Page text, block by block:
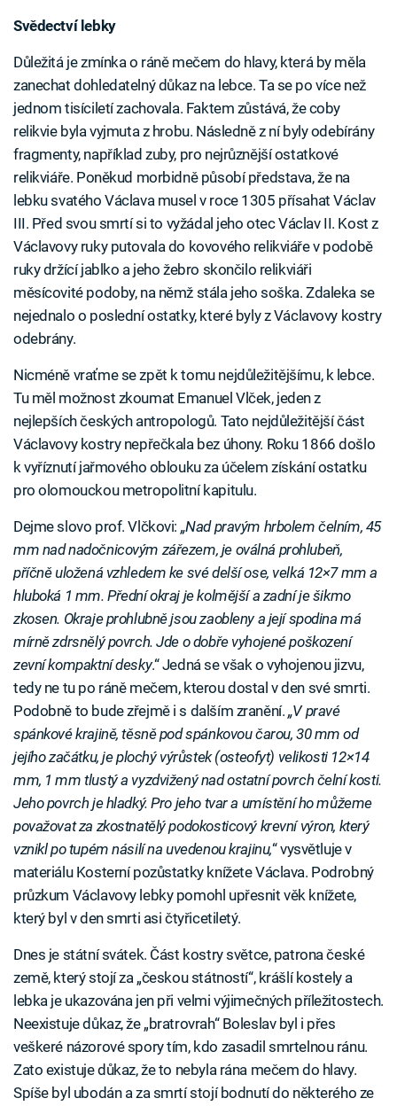
Svědectví lebky
Důležitá je zmínka o ráně mečem do hlavy, která by měla
zanechat dohledatelný důkaz na lebce. Ta se po více než
jednom tisíciletí zachovala. Faktem zůstává, že coby
relikvie byla vyjmuta z hrobu. Následně z ní byly odebírány
fragmenty, například zuby, pro nejrůznější ostatkové
relikviáře. Poněkud morbidně působí představa, že na
lebku svatého Václava musel v roce 1305 přísahat Václav
III. Před svou smrtí si to vyžádal jeho otec Václav II. Kost z
Václavovy ruky putovala do kovového relikviáře v podobě
ruky držící jablko a jeho žebro skončilo relikviáři
měsícovité podoby, na němž stála jeho soška. Zdaleka se
nejednalo o poslední ostatky, které byly z Václavovy kostry
odebrány.
Nicméně vraťme se zpět k tomu nejdůležitějšímu, k lebce.
Tu měl možnost zkoumat Emanuel Vlček, jeden z
nejlepších českých antropologů. Tato nejdůležitější část
Václavovy kostry nepřečkala bez úhony. Roku 1866 došlo
k vyříznutí jařmového oblouku za účelem získání ostatku
pro olomouckou metropolitní kapitulu.
Dejme slovo prof. Vlčkovi: „Nad pravým hrbolem čelním, 45
mm nad nadočnicovým zářezem, je oválná prohlubeň,
příčně uložená vzhledem ke své delší ose, velká 12×7 mm a
hluboká 1 mm. Přední okraj je kolmější a zadní je šikmo
zkosen. Okraje prohlubně jsou zaobleny a její spodina má
mírně zdrsnělý povrch. Jde o dobře vyhojené poškození
zevní kompaktní desky.“ Jedná se však o vyhojenou jizvu,
tedy ne tu po ráně mečem, kterou dostal v den své smrti.
Podobně to bude zřejmě i s dalším zranění. „V pravé
spánkové krajině, těsně pod spánkovou čarou, 30 mm od
jejího začátku, je plochý výrůstek (osteofyt) velikosti 12×14
mm, 1 mm tlustý a vyzdvižený nad ostatní povrch čelní kosti.
Jeho povrch je hladký. Pro jeho tvar a umístění ho můžeme
považovat za zkostnatělý podokosticový krevní výron, který
vznikl po tupém násilí na uvedenou krajinu,“ vysvětluje v
materiálu Kosterní pozůstatky knížete Václava. Podrobný
průzkum Václavovy lebky pomohl upřesnit věk knížete,
který byl v den smrti asi čtyřicetiletý.
Dnes je státní svátek. Část kostry světce, patrona české
země, který stojí za „českou státností“, krášlí kostely a
lebka je ukazována jen při velmi výjimečných příležitostech.
Neexistuje důkaz, že „bratrovrah“ Boleslav byl i přes
veškeré názorové spory tím, kdo zasadil smrtelnou ránu.
Zato existuje důkaz, že to nebyla rána mečem do hlavy.
Spíše byl ubodán a za smrtí stojí bodnutí do některého ze